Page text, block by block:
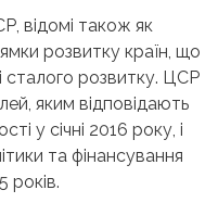
відомі також як
розвитку країн, що
сталого розвитку. ЦСР
яким відповідають
у січні 2016 року, і
та фінансування
років.